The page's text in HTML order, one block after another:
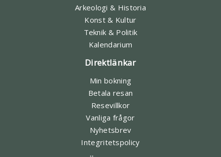
Arkeologi & Historia
Konst & Kultur
Teknik & Politik
Kalendarium
Direktlänkar
Min bokning
Betala resan
Resevillkor
Vanliga frågor
Nyhetsbrev
Integritetspolicy